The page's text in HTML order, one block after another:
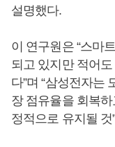
설명했다.
이 연구원은 “스마
되고 있지만 적어
다”며 “삼성전자는
장 점유율을 회복
정적으로 유지될